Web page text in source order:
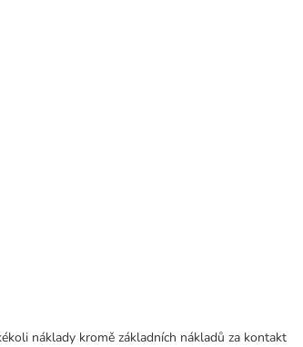
náklady kromě základních nákladů za kontakt